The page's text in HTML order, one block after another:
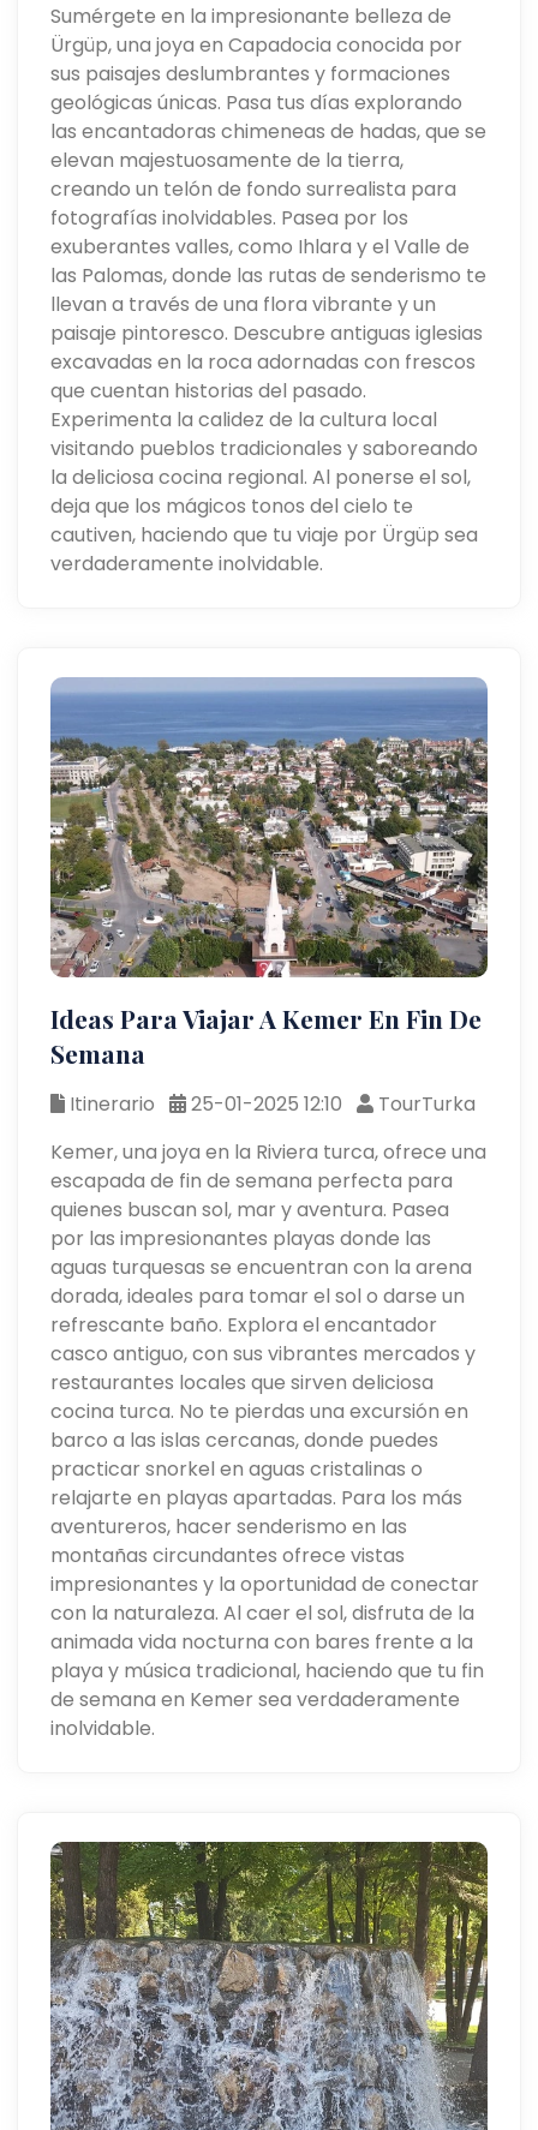
Sumérgete en la impresionante belleza de
Ürgüp, una joya en Capadocia conocida por
sus paisajes deslumbrantes y formaciones
geológicas únicas. Pasa tus días explorando
las encantadoras chimeneas de hadas, que se
elevan majestuosamente de la tierra,
creando un telón de fondo surrealista para
fotografías inolvidables. Pasea por los
exuberantes valles, como Ihlara y el Valle de
las Palomas, donde las rutas de senderismo te
llevan a través de una flora vibrante y un
paisaje pintoresco. Descubre antiguas iglesias
excavadas en la roca adornadas con frescos
que cuentan historias del pasado.
Experimenta la calidez de la cultura local
visitando pueblos tradicionales y saboreando
la deliciosa cocina regional. Al ponerse el sol,
deja que los mágicos tonos del cielo te
cautiven, haciendo que tu viaje por Ürgüp sea
verdaderamente inolvidable.
Ideas Para Viajar A Kemer En Fin De
Semana
Itinerario 25-01-2025 12:10
TourTurka
Kemer, una joya en la Riviera turca, ofrece una
escapada de fin de semana perfecta para
quienes buscan sol, mar y aventura. Pasea
por las impresionantes playas donde las
aguas turquesas se encuentran con la arena
dorada, ideales para tomar el sol o darse un
refrescante baño. Explora el encantador
casco antiguo, con sus vibrantes mercados y
restaurantes locales que sirven deliciosa
cocina turca. No te pierdas una excursión en
barco a las islas cercanas, donde puedes
practicar snorkel en aguas cristalinas o
relajarte en playas apartadas. Para los más
aventureros, hacer senderismo en las
montañas circundantes ofrece vistas
impresionantes y la oportunidad de conectar
con la naturaleza. Al caer el sol, disfruta de la
animada vida nocturna con bares frente a la
playa y música tradicional, haciendo que tu fin
de semana en Kemer sea verdaderamente
inolvidable.